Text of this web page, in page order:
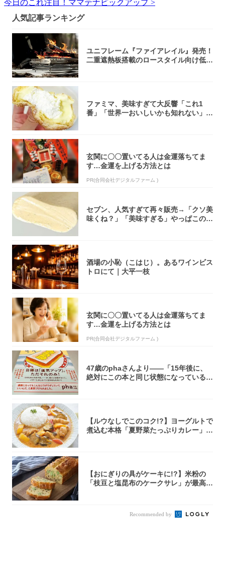
今日のこれ注目！ママテナピックアップ >
人気記事ランキング
ユニフレーム『ファイアレイル』発売！
二重遮熱板搭載のロースタイル向け低型
ファミマ、美味すぎて大反響「これ1
番」「世界一おいしいかも知れない」
玄関に〇〇置いてる人は金運落ちてま
す…金運を上げる方法とは
PR(合同会社デジタルファーム )
セブン、人気すぎて再々販売→「クソ美
味くね？」「美味すぎる」やっぱこのク
酒場の小恥（こはじ）。あるワインビス
トロにて｜大平一枝
玄関に〇〇置いてる人は金運落ちてま
す…金運を上げる方法とは
PR(合同会社デジタルファーム )
47歳のphaさんより――「15年後に、
絶対にこの本と同じ状態になっている自
【ルウなしでこのコク!?】ヨーグルトで
煮込む本格「夏野菜たっぷりカレー」作
【おにぎりの具がケーキに!?】米粉の
「枝豆と塩昆布のケークサレ」が最高♡
Recommended by